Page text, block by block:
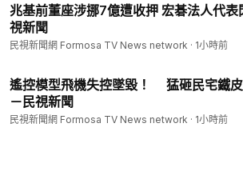
兆基前董座涉挪7億遭收押 宏碁法人代表
視新聞
民視新聞網 Formosa TV News network · 1小時前
遙控模型飛機失控墜毀！ 猛砸民宅鐵皮
－民視新聞
民視新聞網 Formosa TV News network · 1小時前